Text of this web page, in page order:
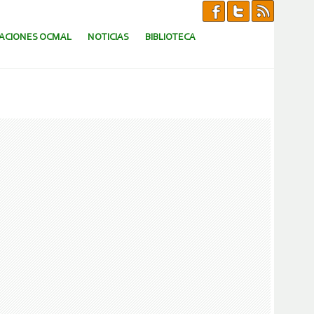
OCMAL NOTICIAS BIBLIOTECA